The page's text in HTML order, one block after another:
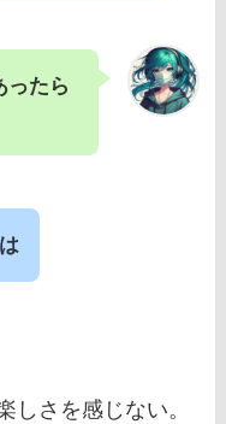
ったら
しさを感じない。